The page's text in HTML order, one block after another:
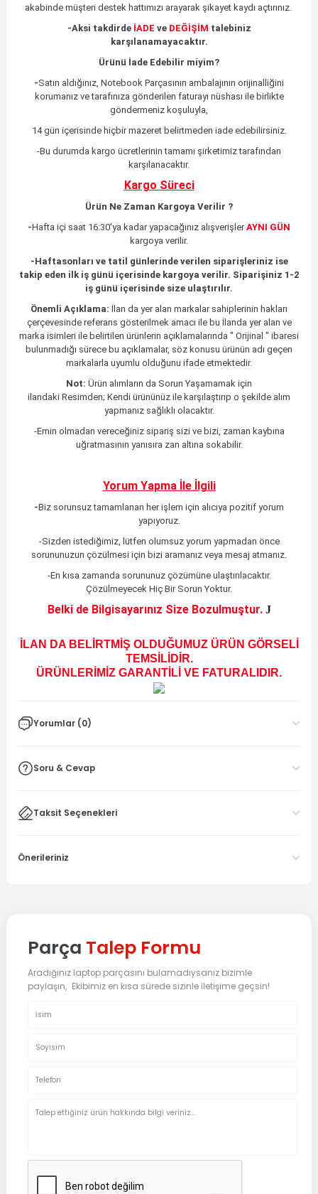
akabinde müşteri destek hattımızı arayarak şikayet kaydı açtırınız.
-Aksi takdirde İADE ve DEĞİŞİM talebiniz
karşılanamayacaktır.
Ürünü İade Edebilir miyim?
-Satın aldığınız, Notebook Parçasının ambalajının orijinalliğini
korumanız ve tarafınıza gönderilen faturayı nüshası ile birlikte
göndermeniz koşuluyla,
14 gün içerisinde hiçbir mazeret belirtmeden iade edebilirsiniz.
-Bu durumda kargo ücretlerinin tamamı şirketimiz tarafından
karşılanacaktır.
Kargo Süreci
Ürün Ne Zaman Kargoya Verilir ?
-Hafta içi saat 16:30'ya kadar yapacağınız alışverişler AYNI GÜN
kargoya verilir.
-Haftasonları ve tatil günlerinde verilen siparişleriniz ise
takip eden ilk iş günü içerisinde kargoya verilir. Siparişiniz 1-2
iş günü içerisinde size ulaştırılır.
Önemli Açıklama: İlan da yer alan markalar sahiplerinin hakları
çerçevesinde referans gösterilmek amacı ile bu İlanda yer alan ve
marka isimleri ile belirtilen ürünlerin açıklamalarında " Orijinal " ibaresi
bulunmadığı sürece bu açıklamalar, söz konusu ürünün adı geçen
markalarla uyumlu olduğunu ifade etmektedir.
Not: Ürün alımların da Sorun Yaşamamak için
ilandaki Resimden; Kendi ürününüz ile karşılaştırıp o şekilde alım
yapmanız sağlıklı olacaktır.
-Emin olmadan vereceğiniz sipariş sizi ve bizi, zaman kaybına
uğratmasının yanısıra zan altına sokabilir.
Yorum Yapma İle İlgili
-Biz sorunsuz tamamlanan her işlem için alıcıya pozitif yorum
yapıyoruz.
-Sizden istediğimiz, lütfen olumsuz yorum yapmadan önce
sorununuzun çözülmesi için bizi aramanız veya mesaj atmanız.
-En kısa zamanda sorununuz çözümüne ulaştırılacaktır.
Çözülmeyecek Hiç Bir Sorun Yoktur.
Belki de Bilgisayarınız Size Bozulmuştur. J
İLAN DA BELİRTMİŞ OLDUĞUMUZ ÜRÜN GÖRSELİ
TEMSİLİDİR.
ÜRÜNLERİMİZ GARANTİLİ VE FATURALIDIR.
Yorumlar (0)
Soru & Cevap
Taksit Seçenekleri
Önerileriniz
Parça Talep Formu
Aradığınız laptop parçasını bulamadıysanız bizimle
paylaşın, Ekibimiz en kısa sürede sizinle iletişime geçsin!